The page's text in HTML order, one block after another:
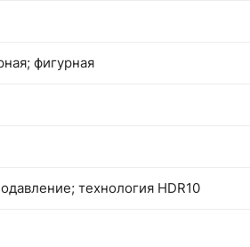
фигурная
технология HDR10